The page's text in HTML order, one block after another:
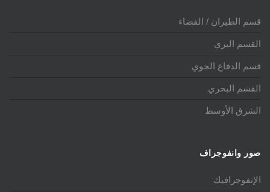
قسم الطيران / الفضاء
القسم البري
قسم الدفاع الجوي
القسم البحري
الشرق الأوسط
صور وانفوجراف
الإنفوجرافيك